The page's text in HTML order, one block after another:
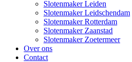
Slotenmaker Leiden
Slotenmaker Leidschendam
Slotenmaker Rotterdam
Slotenmaker Zaanstad
Slotenmaker Zoetermeer
Over ons
Contact